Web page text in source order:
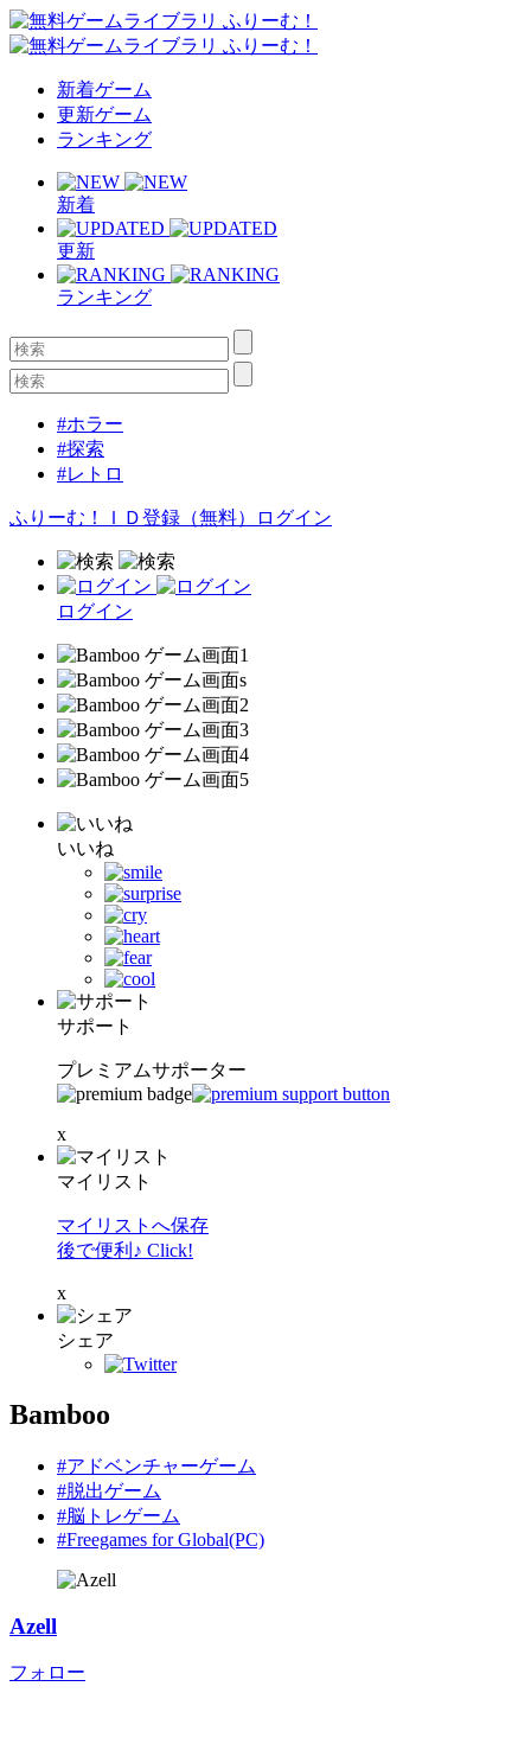
新着ゲーム
更新ゲーム
ランキング
新着
更新
ランキング
#ホラー
#探索
#レトロ
ふりーむ！ＩＤ登録（無料） ログイン
ログイン
いいね
サポート
プレミアムサポーター
x
マイリスト
マイリストへ保存
後で便利♪ Click!
x
シェア
Bamboo
#アドベンチャーゲーム
#脱出ゲーム
#脳トレゲーム
#Freegames for Global(PC)
Azell
フォロー